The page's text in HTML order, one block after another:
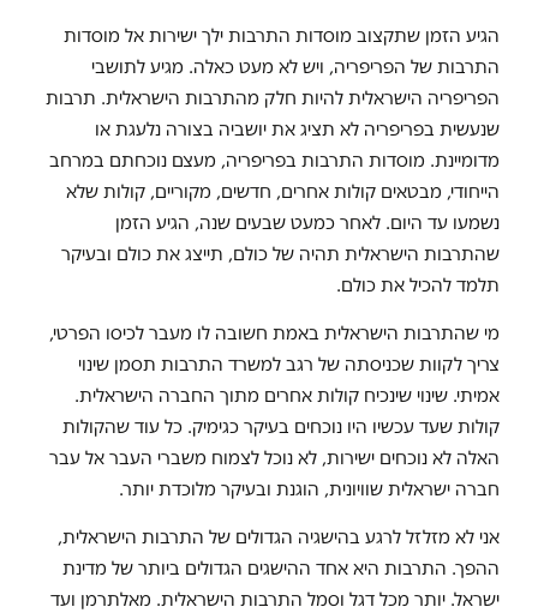
הגיע הזמן שתקצוב מוסדות התרבות ילך ישירות אל מוסדות
התרבות של הפריפריה, ויש לא מעט כאלה. מגיע לתושבי
הפריפריה הישראלית להיות חלק מהתרבות הישראלית. תרבות
שנעשית בפריפריה לא תציג את יושביה בצורה נלעגת או
מדומיינת. מוסדות התרבות בפריפריה, מעצם נוכחתם במרחב
הייחודי, מבטאים קולות אחרים, חדשים, מקוריים, קולות שלא
נשמעו עד היום. לאחר כמעט שבעים שנה, הגיע הזמן
שהתרבות הישראלית תהיה של כולם, תייצג את כולם ובעיקר
תלמד להכיל את כולם.
מי שהתרבות הישראלית באמת חשובה לו מעבר לכיסו הפרטי,
צריך לקוות שכניסתה של רגב למשרד התרבות תסמן שינוי
אמיתי. שינוי שינכיח קולות אחרים מתוך החברה הישראלית.
קולות שעד עכשיו היו נוכחים בעיקר כגימיק. כל עוד שהקולות
האלה לא נוכחים ישירות, לא נוכל לצמוח משברי העבר אל עבר
חברה ישראלית שוויונית, הוגנת ובעיקר מלוכדת יותר.
אני לא מזלזל לרגע בהישגיה הגדולים של התרבות הישראלית,
ההפך. התרבות היא אחד ההישגים הגדולים ביותר של מדינת
ישראל. יותר מכל דגל וסמל התרבות הישראלית. מאלתרמן ועד